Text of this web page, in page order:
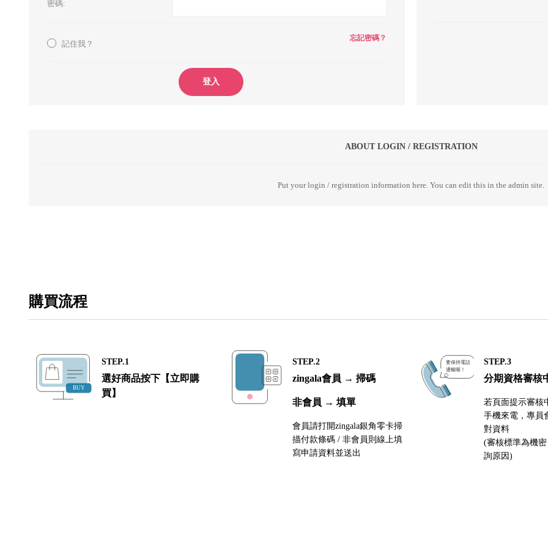
密碼:
記住我？
忘記密碼？
登入
ABOUT LOGIN / REGISTRATION
Put your login / registration information here. You can edit this in the admin site.
購買流程
STEP.1
選好商品按下【立即購
買】
STEP.2
zingala會員 → 掃碼
非會員 → 填單
會員請打開zingala銀角零卡掃
描付款條碼 / 非會員則線上填
寫申請資料並送出
STEP.3
分期資格審核
若頁面提示審核
手機來電，專員
對資料
(審核標準為機
詢原因)